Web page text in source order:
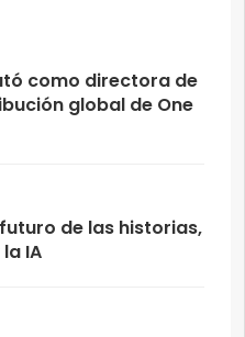
como directora de
global de One
de las historias,
IA